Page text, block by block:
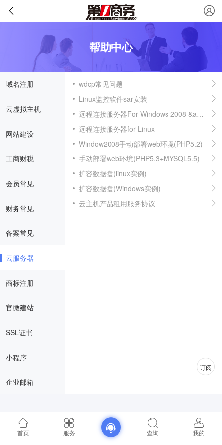
帮助中心
域名注册
云虚拟主机
网站建设
工商财税
会员常见
财务常见
备案常见
云服务器
商标注册
官微建站
SSL证书
小程序
企业邮箱
wdcp常见问题
Linux监控软件sar安装
远程连接服务器For Windows 2008 &amp; 2012
远程连接服务器for Linux
Window2008手动部署web环境(PHP5.2)
手动部署web环境(PHP5.3+MYSQL5.5)
扩容数据盘(linux实例)
扩容数据盘(Windows实例)
云主机产品租用服务协议
首页 服务 查询 我的
订阅